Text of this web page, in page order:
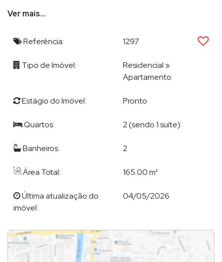
Área total: 165 m²
Infraestrutura do Condomínio Gabriela
Estrutura completa de lazer e convivência
POR QUE ESCOLHER DEMIAN?
Demian Scussel Malburg, Corretor e Avaliador de imóveis de
alto padrão, lhe proporcionará completa assessoria na
compra, venda, permuta ou locação de seu imóvel.
Ver mais...
Referência: 1297
Tipo de Imóvel: Residencial »
Apartamento
Estágio do Imóvel: Pronto
Quartos: 2 (sendo 1 suíte)
Banheiros: 2
Área Total: 165.00 m²
Última atualização do
imóvel:
04/05/2026